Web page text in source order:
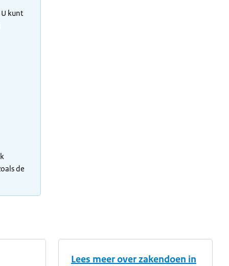
kunt
de
Lees meer over zakendoen in